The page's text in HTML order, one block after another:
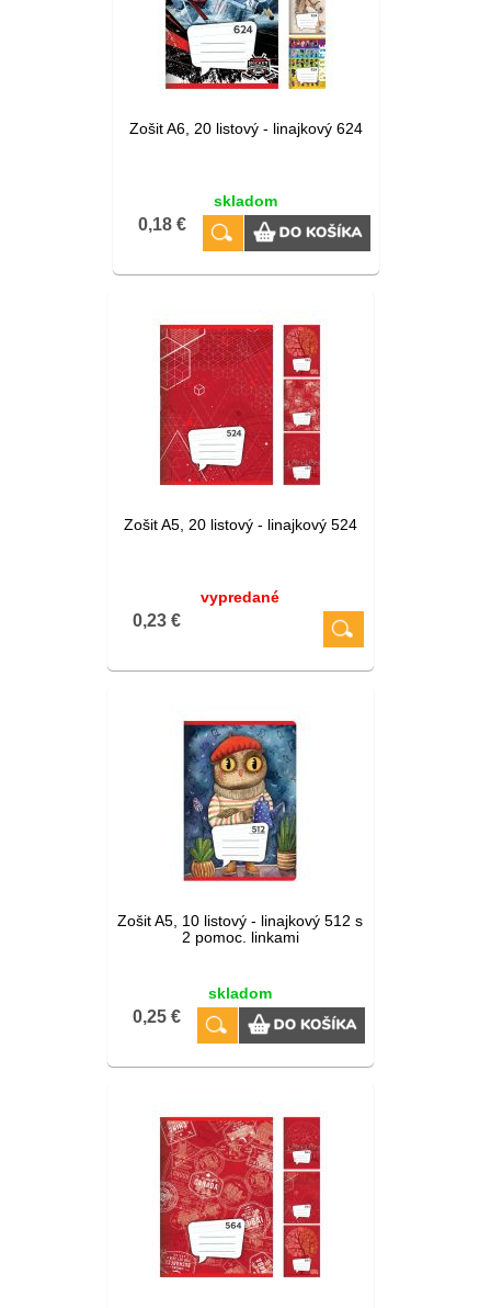
Zošit A6, 20 listový - linajkový 624
skladom
0,18 €
Zošit A5, 20 listový - linajkový 524
vypredané
0,23 €
Zošit A5, 10 listový - linajkový 512 s
2 pomoc. linkami
skladom
0,25 €